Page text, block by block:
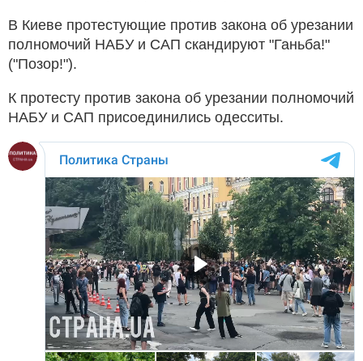
В Киеве протестующие против закона об урезании
полномочий НАБУ и САП скандируют "Ганьба!"
("Позор!").
К протесту против закона об урезании полномочий
НАБУ и САП присоединились одесситы.